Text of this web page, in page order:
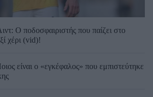
Ο ποδοσφαιριστής που παίζει στο
χέρι (vid)!
είναι ο «εγκέφαλος» που εμπιστεύτηκε